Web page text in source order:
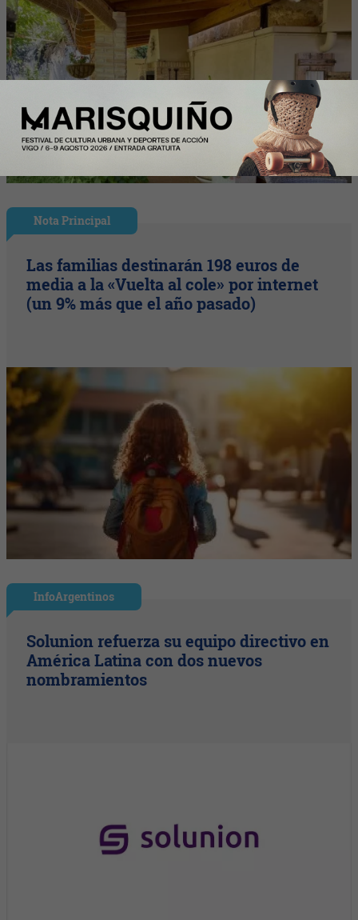
Nota Principal
Las familias destinarán 198 euros de
media a la «Vuelta al cole» por internet
(un 9% más que el año pasado)
InfoArgentinos
Solunion refuerza su equipo directivo en
América Latina con dos nuevos
nombramientos